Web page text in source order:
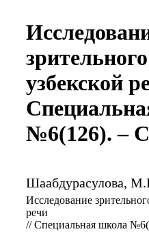
узбекской
№6(126). –
Шаабдурасулова,
Исследование
речи
// Специальная школа